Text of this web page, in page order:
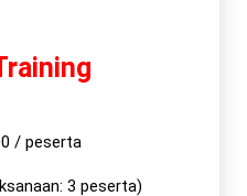
/ peserta
3 peserta)